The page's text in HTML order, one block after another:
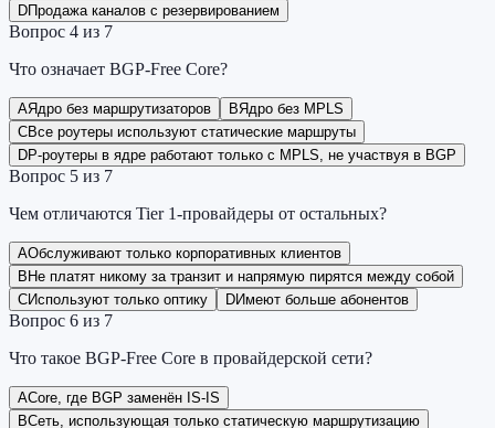
DПродажа каналов с резервированием
Вопрос 4 из 7
Что означает BGP-Free Core?
AЯдро без маршрутизаторов BЯдро без MPLS
CВсе роутеры используют статические маршруты
DP-роутеры в ядре работают только с MPLS, не участвуя в BGP
Вопрос 5 из 7
Чем отличаются Tier 1-провайдеры от остальных?
AОбслуживают только корпоративных клиентов
B Не платят никому за транзит и напрямую пирятся между собой
CИспользуют только оптику DИмеют больше абонентов
Вопрос 6 из 7
Что такое BGP-Free Core в провайдерской сети?
ACore, где BGP заменён IS-IS
BСеть, использующая только статическую маршрутизацию